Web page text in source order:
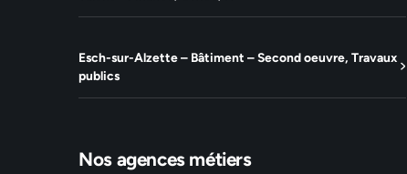
Esch-sur-Alzette – Bâtiment – Second oeuvre, Travaux
publics
Nos agences métiers